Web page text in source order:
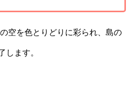
空を色とりどりに彩られ、島の
します。